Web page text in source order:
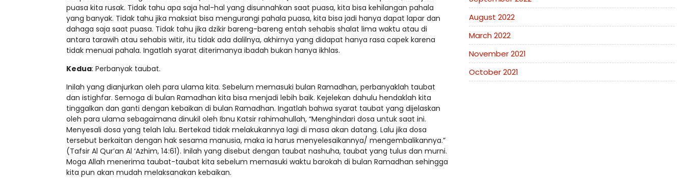
puasa kita rusak. Tidak tahu apa saja hal-hal yang disunnahkan saat puasa, kita bisa kehilangan pahala
yang banyak. Tidak tahu jika maksiat bisa mengurangi pahala puasa, kita bisa jadi hanya dapat lapar dan
dahaga saja saat puasa. Tidak tahu jika dzikir bareng-bareng entah sehabis shalat lima waktu atau di
antara tarawih atau sehabis witir, itu tidak ada dalilnya, akhirnya yang didapat hanya rasa capek karena
tidak menuai pahala. Ingatlah syarat diterimanya ibadah bukan hanya ikhlas.
Kedua: Perbanyak taubat.
Inilah yang dianjurkan oleh para ulama kita. Sebelum memasuki bulan Ramadhan, perbanyaklah taubat
dan istighfar. Semoga di bulan Ramadhan kita bisa menjadi lebih baik. Kejelekan dahulu hendaklah kita
tinggalkan dan ganti dengan kebaikan di bulan Ramadhan. Ingatlah bahwa syarat taubat yang dijelaskan
oleh para ulama sebagaimana dinukil oleh Ibnu Katsir rahimahullah, “Menghindari dosa untuk saat ini.
Menyesali dosa yang telah lalu. Bertekad tidak melakukannya lagi di masa akan datang. Lalu jika dosa
tersebut berkaitan dengan hak sesama manusia, maka ia harus menyelesaikannya/ mengembalikannya.”
(Tafsir Al Qur’an Al ‘Azhim, 14:61). Inilah yang disebut dengan taubat nashuha, taubat yang tulus dan murni.
Moga Allah menerima taubat-taubat kita sebelum memasuki waktu barokah di bulan Ramadhan sehingga
kita pun akan mudah melaksanakan kebaikan.
August 2022
March 2022
November 2021
October 2021